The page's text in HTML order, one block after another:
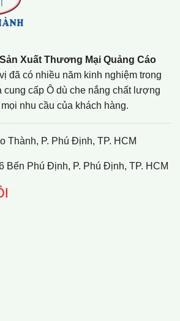
Xuất Thương Mại Quảng Cáo
đã có nhiều năm kinh nghiệm trong
cung cấp Ô dù che nắng chất lượng
nhu cầu của khách hàng.
Thành, P. Phú Định, TP. HCM
Bến Phú Định, P. Phú Định, TP. HCM